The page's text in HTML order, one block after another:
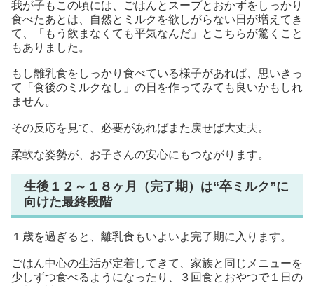
我が子もこの頃には、ごはんとスープとおかずをしっかり
食べたあとは、自然とミルクを欲しがらない日が増えてき
て、「もう飲まなくても平気なんだ」とこちらが驚くこと
もありました。
もし離乳食をしっかり食べている様子があれば、思いきっ
て「食後のミルクなし」の日を作ってみても良いかもしれ
ません。
その反応を見て、必要があればまた戻せば大丈夫。
柔軟な姿勢が、お子さんの安心にもつながります。
生後１２～１８ヶ月（完了期）は“卒ミルク”に
向けた最終段階
１歳を過ぎると、離乳食もいよいよ完了期に入ります。
ごはん中心の生活が定着してきて、家族と同じメニューを
少しずつ食べるようになったり、３回食とおやつで１日の